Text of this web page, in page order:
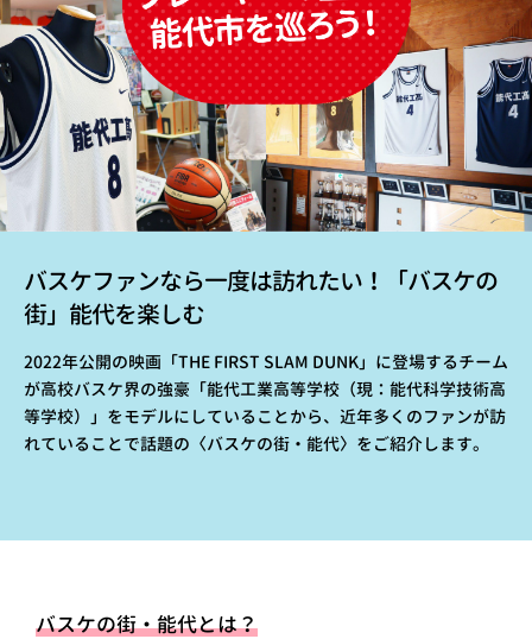
バスケファンなら一度は訪れたい！「バスケの
街」能代を楽しむ
2022年公開の映画「THE FIRST SLAM DUNK」に登場するチーム
が高校バスケ界の強豪「能代工業高等学校（現：能代科学技術高
等学校）」をモデルにしていることから、近年多くのファンが訪
れていることで話題の〈バスケの街・能代〉をご紹介します。
バスケの街・能代とは？